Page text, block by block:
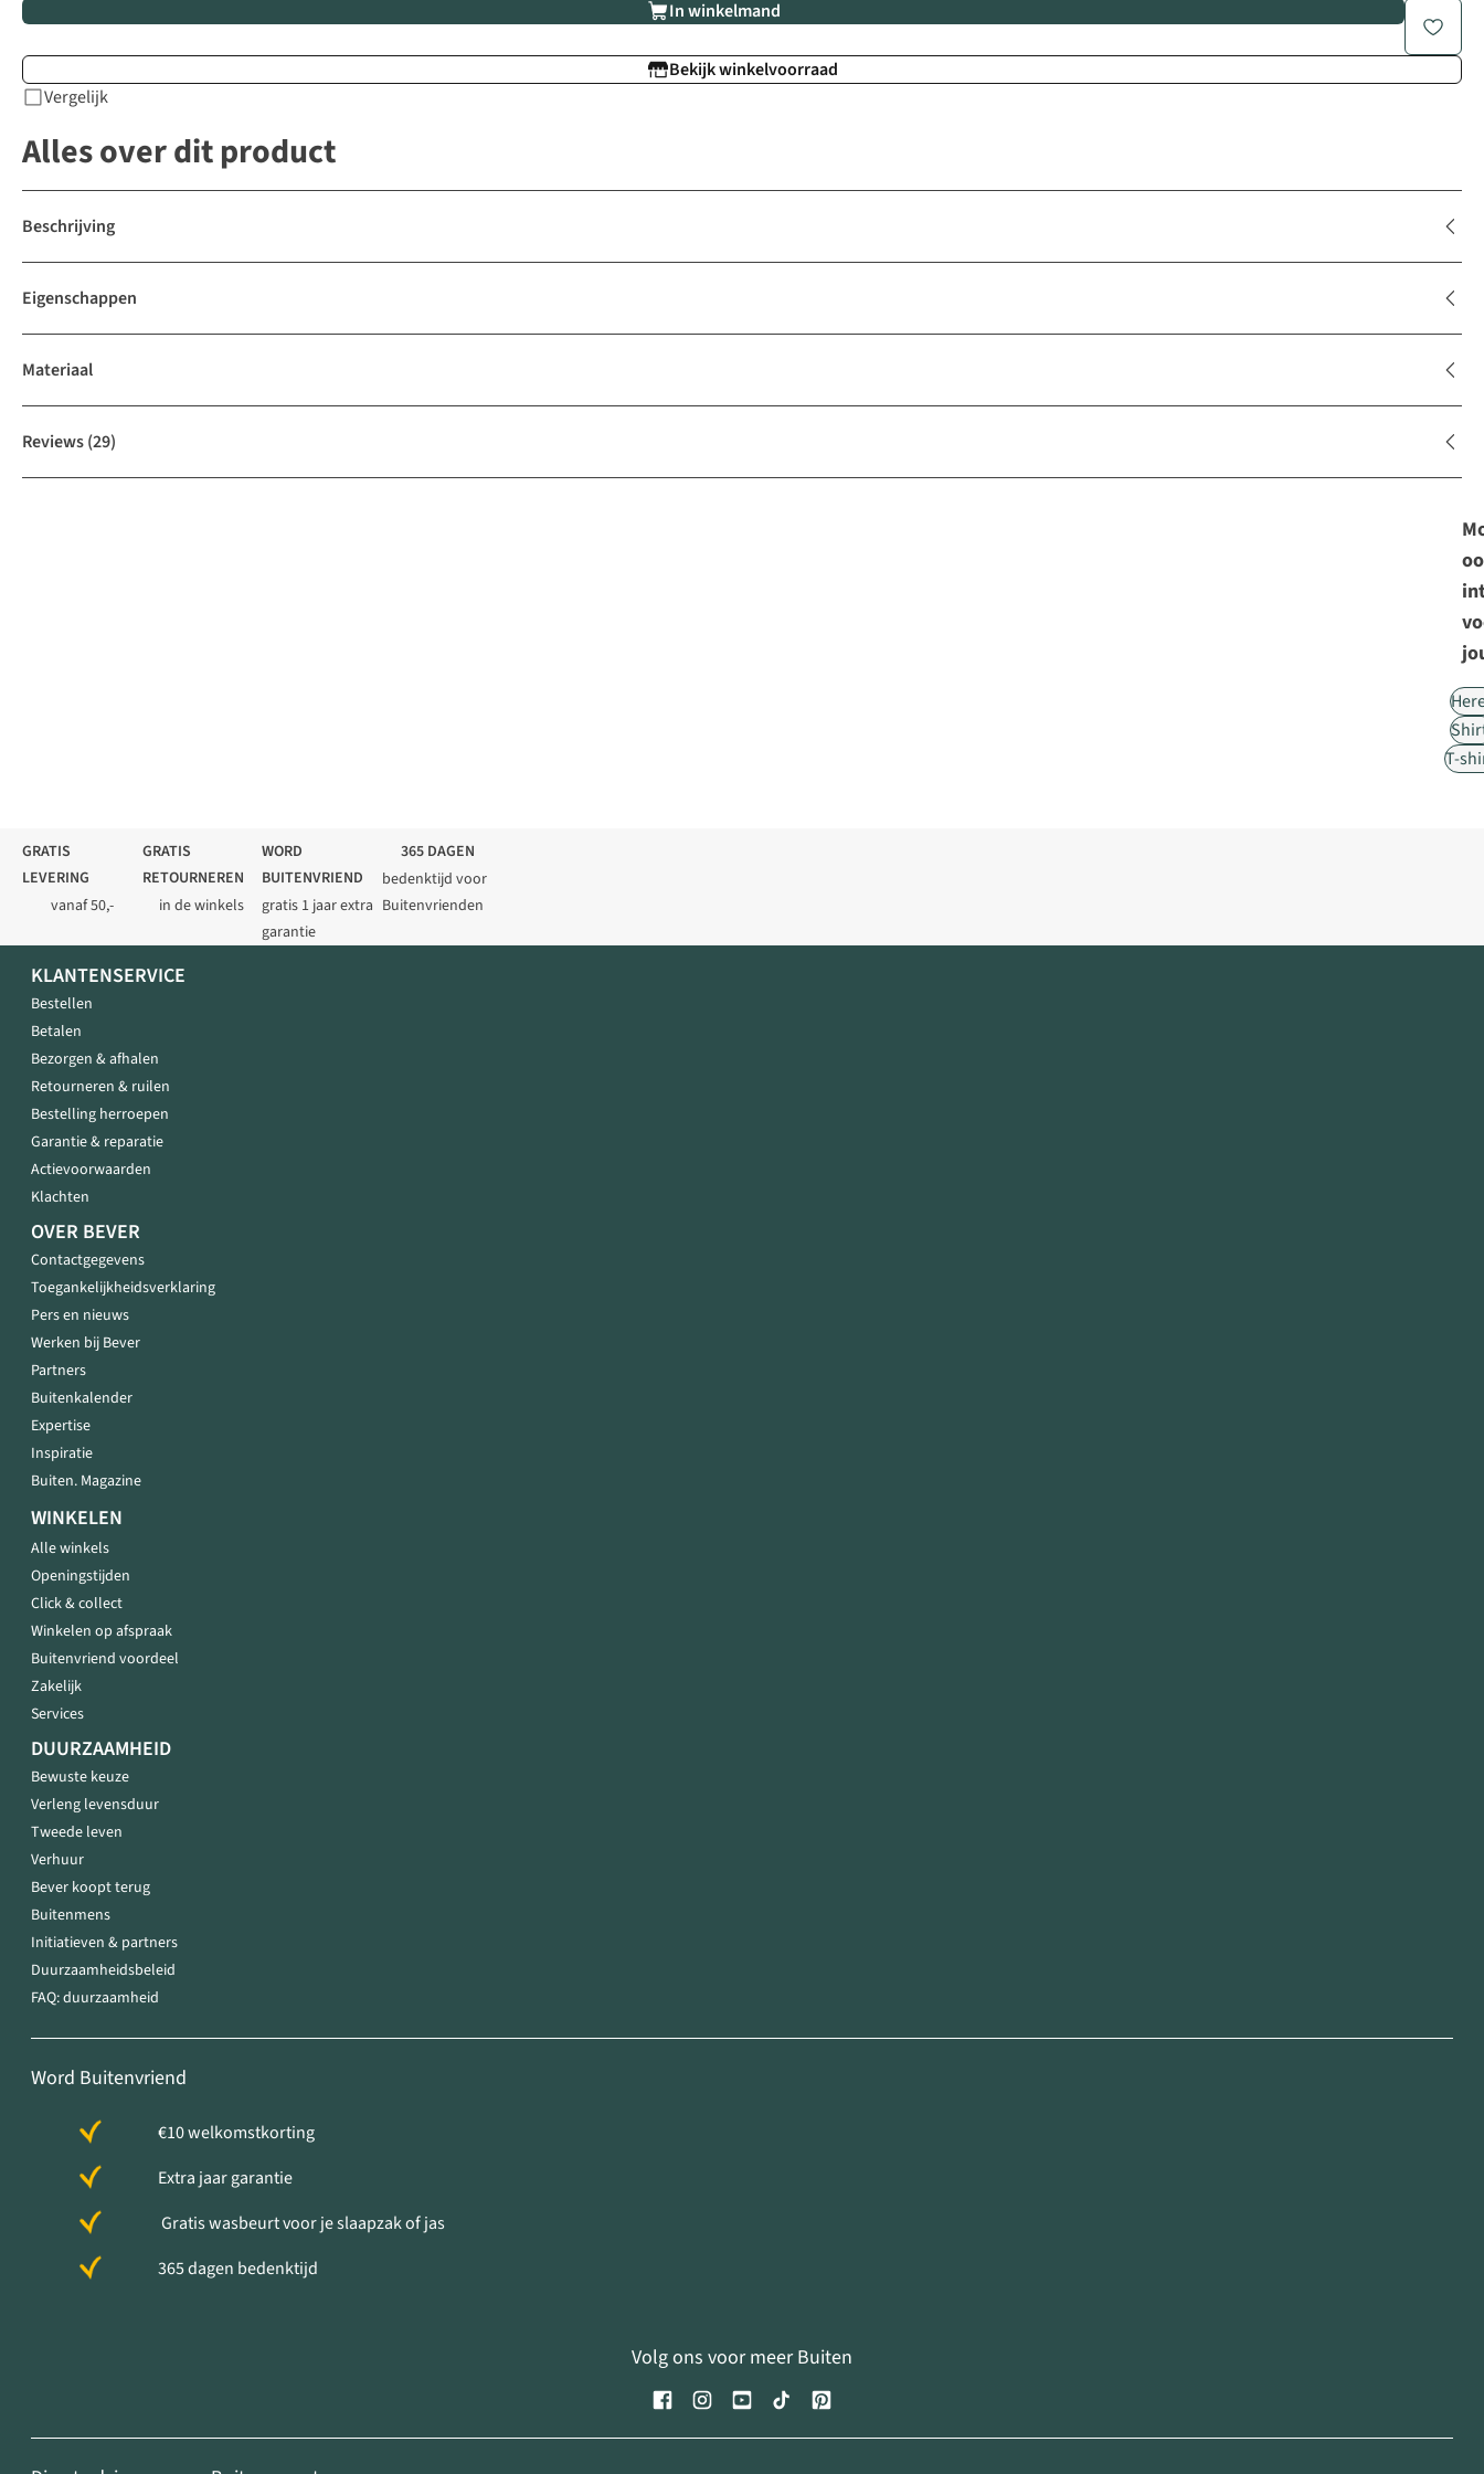
In winkelmand
Bekijk winkelvoorraad
Vergelijk
Alles over dit product
Beschrijving
Eigenschappen
Materiaal
Reviews(29)
T-
GRATIS
LEVERING
vanaf 50,-
GRATIS
RETOURNEREN
in de winkels
WORD
BUITENVRIEND
gratis 1 jaar extra
garantie
365 DAGEN
bedenktijd voor
Buitenvrienden
KLANTENSERVICE
Bestellen
Betalen
Bezorgen & afhalen
Retourneren & ruilen
Bestelling herroepen
Garantie & reparatie
Actievoorwaarden
Klachten
OVER BEVER
Contactgegevens
Toegankelijkheidsverklaring
Pers en nieuws
Werken bij Bever
Partners
Buitenkalender
Expertise
Inspiratie
Buiten. Magazine
WINKELEN
Alle winkels
Openingstijden
Click & collect
Winkelen op afspraak
Buitenvriend voordeel
Zakelijk
Services
DUURZAAMHEID
Bewuste keuze
Verleng levensduur
Tweede leven
Verhuur
Bever koopt terug
Buitenmens
Initiatieven & partners
Duurzaamheidsbeleid
FAQ: duurzaamheid
Word Buitenvriend
€10 welkomstkorting
Extra jaar garantie
Gratis wasbeurt voor je slaapzak of jas
365 dagen bedenktijd
Volg ons voor meer Buiten